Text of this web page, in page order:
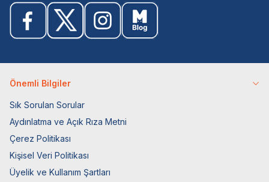
Önemli Bilgiler
Sık Sorulan Sorular
Aydınlatma ve Açık Rıza Metni
Çerez Politikası
Kişisel Veri Politikası
Üyelik ve Kullanım Şartları